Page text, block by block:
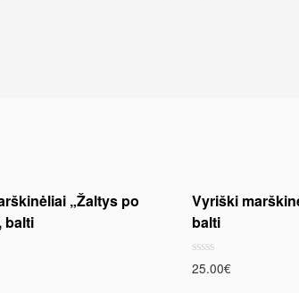
„Žaltys po
balti
Vyriški
balti
Rated
0
25.00€